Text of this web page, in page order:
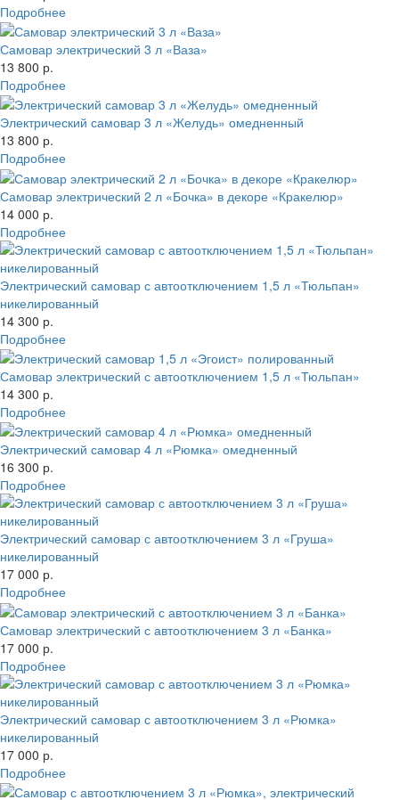
Подробнее
Самовар электрический 3 л «Ваза»
13 800 р.
Подробнее
Электрический самовар 3 л «Желудь» омедненный
13 800 р.
Подробнее
Самовар электрический 2 л «Бочка» в декоре «Кракелюр»
14 000 р.
Подробнее
Электрический самовар с автоотключением 1,5 л «Тюльпан»
никелированный
14 300 р.
Подробнее
Самовар электрический с автоотключением 1,5 л «Тюльпан»
14 300 р.
Подробнее
Электрический самовар 4 л «Рюмка» омедненный
16 300 р.
Подробнее
Электрический самовар с автоотключением 3 л «Груша»
никелированный
17 000 р.
Подробнее
Самовар электрический с автоотключением 3 л «Банка»
17 000 р.
Подробнее
Электрический самовар с автоотключением 3 л «Рюмка»
никелированный
17 000 р.
Подробнее